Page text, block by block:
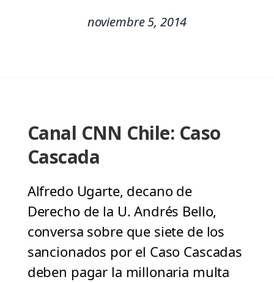
noviembre 5, 2014
Canal CNN Chile: Caso
Cascada
Alfredo Ugarte, decano de
Derecho de la U. Andrés Bello,
conversa sobre que siete de los
sancionados por el Caso Cascadas
deben pagar la millonaria multa